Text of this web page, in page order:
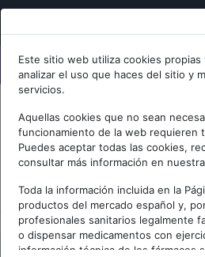
Este sitio web utiliza cookies
analizar el uso que haces del sitio y
servicios.
Aquellas cookies que no sean
funcionamiento de la web requieren
Puedes aceptar todas las cookies,
consultar más información en nuestra
Toda la información incluida en la
productos del mercado español y,
profesionales sanitarios legalmente
o dispensar medicamentos con
información técnica de los fármacos